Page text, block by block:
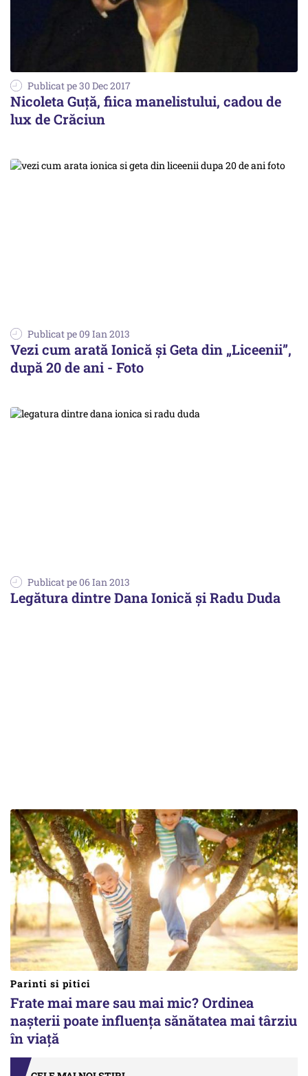
Publicat pe 30 Dec 2017
Nicoleta Guță, fiica manelistului, cadou de
lux de Crăciun
Publicat pe 09 Ian 2013
Vezi cum arată Ionică și Geta din „Liceenii”,
după 20 de ani - Foto
Publicat pe 06 Ian 2013
Legătura dintre Dana Ionică și Radu Duda
Parinti si pitici
Frate mai mare sau mai mic? Ordinea
nașterii poate influența sănătatea mai târziu
în viață